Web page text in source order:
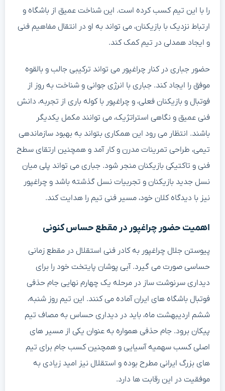
را با این تیم کسب کرده است. این شناخت عمیق از باشگاه و
ارتباط نزدیک با بازیکنان، می تواند به او در انتقال مفاهیم فنی
و ایجاد همدلی در تیم کمک کند.
حضور جباری در کنار چراغپور می تواند ترکیبی جالب و بالقوه
موفق را ایجاد کند. جباری با انرژی جوانی و شناخت به روز از
فوتبال و بازیکنان فعلی، و چراغپور با کوله باری از تجربه، دانش
فنی عمیق و نگاهی استراتژیک، می توانند مکمل یکدیگر
باشند. انتظار می رود این همکاری بتواند به بهبود سازماندهی
تیمی، طراحی تمرینات مدرن و کار آمد و همچنین ارتقای سطح
فنی و تاکتیکی بازیکنان منجر شود. جباری می تواند پلی میان
نسل جدید بازیکنان و تجربیات نسل گذشته باشد و چراغپور
نیز با دیدگاه کلان خود، مسیر فنی تیم را هدایت کند.
اهمیت حضور چراغپور در مقطع حساس کنونی
پیوستن جلال چراغپور به کادر فنی استقلال در مقطع زمانی
حساسی صورت می گیرد. آبی پوشان پایتخت خود را برای
دیداری سرنوشت ساز در مرحله یک چهارم نهایی جام حذفی
فوتبال باشگاه های ایران آماده می کنند. این تیم روز شنبه،
ششم اردیبهشت ماه، باید در دیداری حساس به مصاف تیم
پیکان برود. جام حذفی همواره به عنوان یکی از مسیر های
اصلی کسب سهمیه آسیایی و همچنین کسب جام برای تیم
های بزرگ ایرانی مطرح بوده و استقلال نیز امید زیادی به
موفقیت در این رقابت ها دارد.